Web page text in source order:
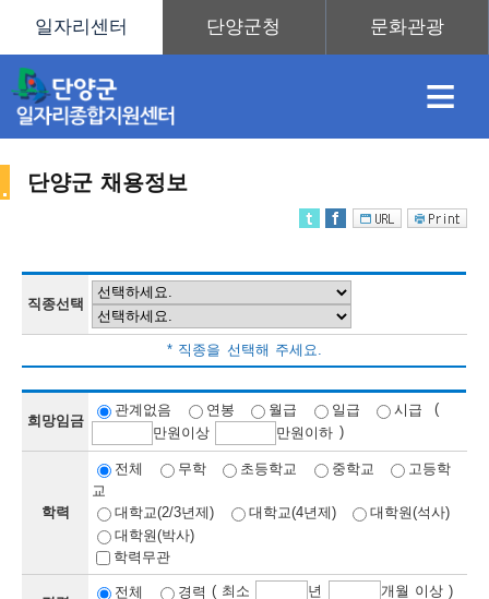
≡
보
보
련
우
내
단양군 채용정보
직종선택
* 직종을 선택해 주세요.
희망임금
관계없음 연봉 월급 일급 시급
(
만원이상 만원이하 )
학력
전체 무학 초등학교 중학교
고등학
교
대학교(2/3년제)
대학교(4년제)
대학원(석사)
대학원(박사)
학력무관
전체 경력 ( 최소 년
개월 이상 )
채
용